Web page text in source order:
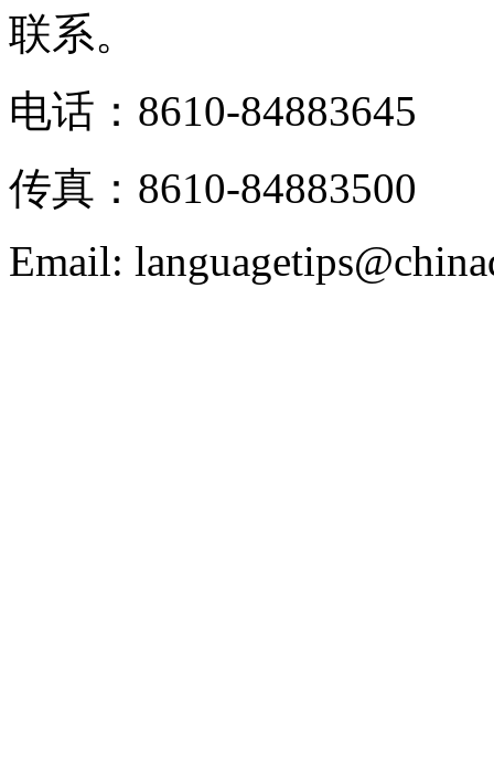
联系。
电话：8610-84883645
传真：8610-84883500
Email: